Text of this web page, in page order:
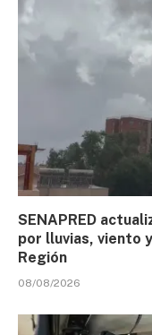
SENAPRED
por lluvias, viento
Región
08/08/2026